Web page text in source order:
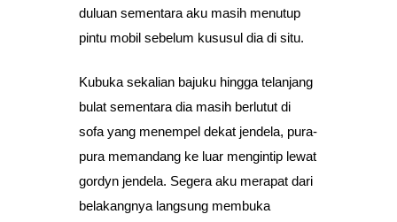
duluan sementara aku masih menutup
pintu mobil sebelum kususul dia di situ.
Kubuka sekalian bajuku hingga telanjang
bulat sementara dia masih berlutut di
sofa yang menempel dekat jendela, pura-
pura memandang ke luar mengintip lewat
gordyn jendela. Segera aku merapat dari
belakangnya langsung membuka